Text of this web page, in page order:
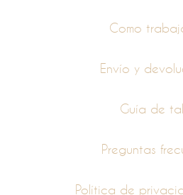
Como
Envío y
Guía de
Preguntas
Política de